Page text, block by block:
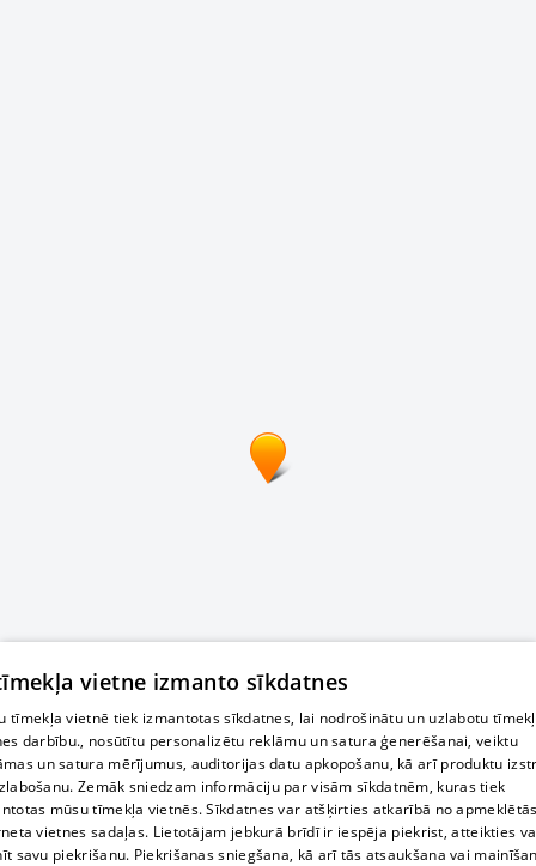
vietne izmanto sīkdatnes
tīmekļa vietnē tiek izmantotas sīkdatnes, lai nodrošinātu un uzlabotu
darbību., nosūtītu personalizētu reklāmu un satura ģenerēšanai, veiktu
un satura mērījumus, auditorijas datu apkopošanu, kā arī produktu
Zemāk sniedzam informāciju par visām sīkdatnēm, kuras tiek
mūsu tīmekļa vietnēs. Sīkdatnes var atšķirties atkarībā no
vietnes sadaļas. Lietotājam jebkurā brīdī ir iespēja piekrist, atteikties
savu piekrišanu. Piekrišanas sniegšana, kā arī tās atsaukšana vai